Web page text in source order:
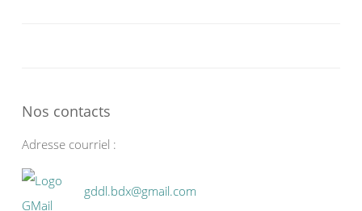
Nos contacts
Adresse courriel :
gddl.bdx@gmail.com